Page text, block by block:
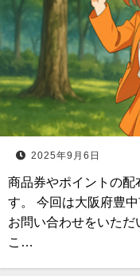
2025年9月6日
商品券やポイントの配
す。 今回は大阪府豊
お問い合わせをいた
こ…